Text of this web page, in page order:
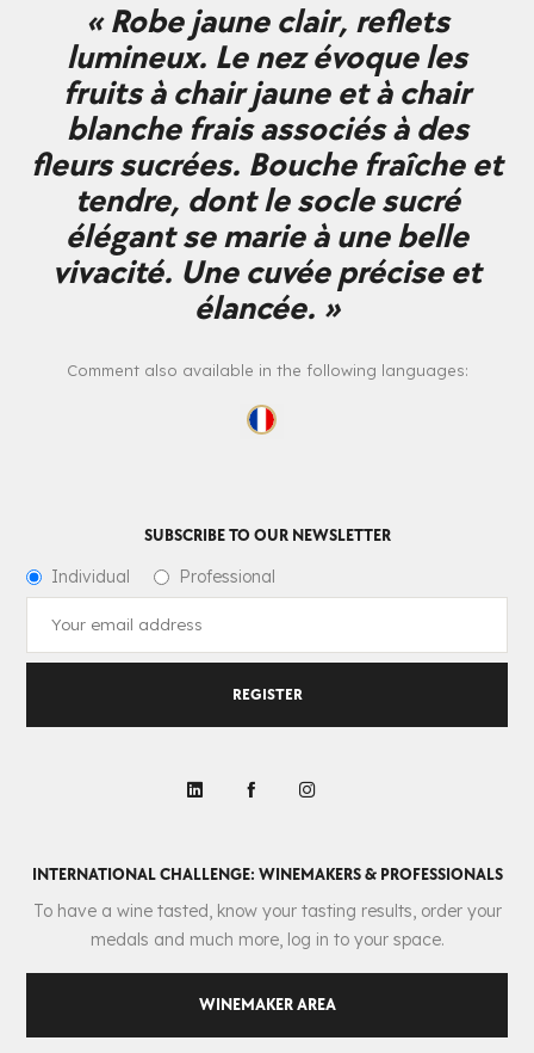
« Robe jaune clair, reflets
lumineux. Le nez évoque les
fruits à chair jaune et à chair
blanche frais associés à des
fleurs sucrées. Bouche fraîche et
tendre, dont le socle sucré
élégant se marie à une belle
vivacité. Une cuvée précise et
élancée. »
Comment also available in the following languages:
INTERNATIONAL CHALLENGE: WINEMAKERS & PROFESSIONALS
To have a wine tasted, know your tasting results, order your
medals and much more, log in to your space.
WINEMAKER AREA
SUBSCRIBE TO OUR NEWSLETTER
Individual Professional
REGISTER